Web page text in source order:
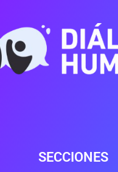
SECCIONES